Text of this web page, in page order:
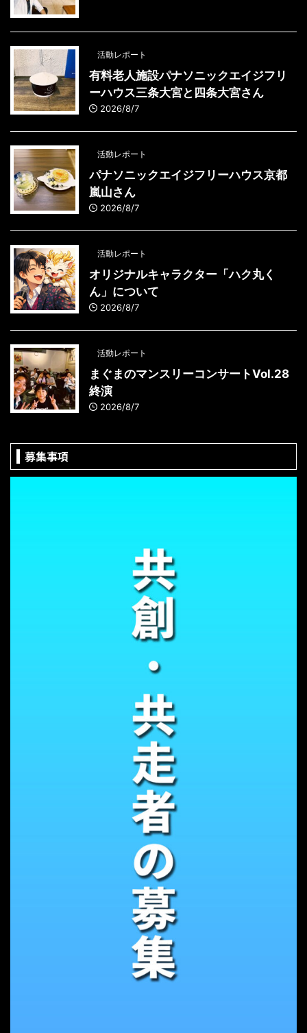
活動レポート
有料老人施設パナソニックエイジフリ
ーハウス三条大宮と四条大宮さん
2026/8/7
活動レポート
パナソニックエイジフリーハウス京都
嵐山さん
2026/8/7
活動レポート
オリジナルキャラクター「ハク丸く
ん」について
2026/8/7
活動レポート
まぐまのマンスリーコンサートVol.28
終演
2026/8/7
募集事項